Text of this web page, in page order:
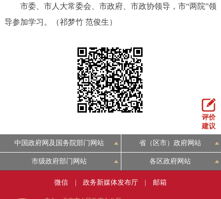
市委、市人大常委会、市政府、市政协领导，市“两院”领
导参加学习。（祁梦竹 范俊生）
评价
建议
中国政府网及国务院部门网站 省（区市）政府网站
市级政府部门网站 各区政府网站
微信 政务新媒体发布厅 邮箱